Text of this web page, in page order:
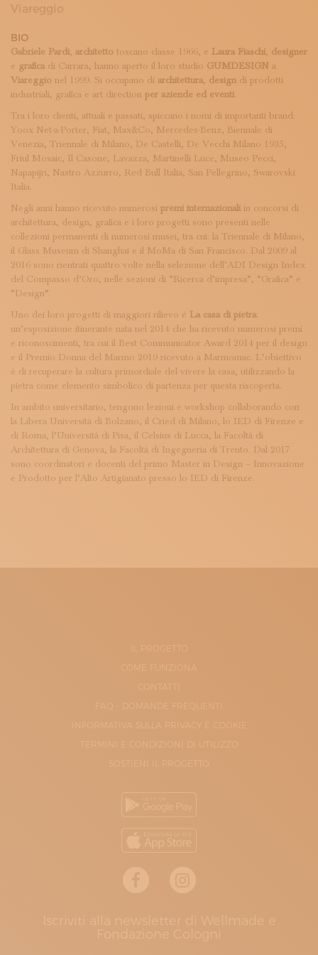
MAGAZINE
TUTTI I CONTENUTI
NEWS
INTERVISTE
ITINERARI
ISCRIVITI
LOGIN
BIO
Gabriele Pardi, architetto toscano classe 1966, e Laura Fiaschi, designer
e graficadi Carrara, hanno aperto il loro studio GUMDESIGN a
Viareggio nel 1999. Si occupano di architettura, design di prodotti
industriali, grafica e art direction per aziende ed eventi.
Tra i loro clienti, attuali e passati, spiccano i nomi di importanti brand:
Yoox Net-a-Porter, Fiat, Max&Co, Mercedes-Benz, Biennale di
Venezia, Triennale di Milano, De Castelli, De Vecchi Milano 1935,
Friul Mosaic, Il Casone, Lavazza, Martinelli Luce, Museo Pecci,
Napapijri, Nastro Azzurro, Red Bull Italia, San Pellegrino, Swarovski
Italia.
Negli anni hanno ricevuto numerosi premi internazionali in concorsi di
architettura, design, grafica e i loro progetti sono presenti nelle
collezioni permanenti di numerosi musei, tra cui: la Triennale di Milano,
il Glass Museum di Shanghai e il MoMa di San Francisco. Dal 2009 al
2016 sono rientrati quattro volte nella selezione dell’ADI Design Index
del Compasso d’Oro, nelle sezioni di “Ricerca d’impresa”, “Grafica” e
“Design”.
Uno dei loro progetti di maggiori rilievo è La casa di pietra:
un’esposizione itinerante nata nel 2014 che ha ricevuto numerosi premi
e riconoscimenti, tra cui il Best Communicator Award 2014 per il design
e il Premio Donna del Marmo 2019 ricevuto a Marmomac. L’obiettivo
è di recuperare la cultura primordiale del vivere la casa, utilizzando la
pietra come elemento simbolico di partenza per questa riscoperta.
In ambito universitario, tengono lezioni e workshop collaborando con
la Libera Università di Bolzano, il Cried di Milano, lo IED di Firenze e
di Roma, l’Università di Pisa, il Celsius di Lucca, la Facoltà di
Architettura di Genova, la Facoltà di Ingegneria di Trento. Dal 2017
sono coordinatori e docenti del primo Master in Design – Innovazione
e Prodotto per l’Alto Artigianato presso lo IED di Firenze.